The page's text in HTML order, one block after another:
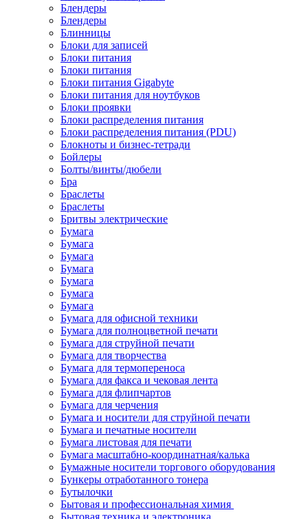
Блендеры
Блендеры
Блинницы
Блоки для записей
Блоки питания
Блоки питания
Блоки питания Gigabyte
Блоки питания для ноутбуков
Блоки проявки
Блоки распределения питания
Блоки распределения питания (PDU)
Блокноты и бизнес-тетради
Бойлеры
Болты/винты/дюбели
Бра
Браслеты
Браслеты
Бритвы электрические
Бумага
Бумага
Бумага
Бумага
Бумага
Бумага
Бумага
Бумага для офисной техники
Бумага для полноцветной печати
Бумага для струйной печати
Бумага для творчества
Бумага для термопереноса
Бумага для факса и чековая лента
Бумага для флипчартов
Бумага для черчения
Бумага и носители для струйной печати
Бумага и печатные носители
Бумага листовая для печати
Бумага масштабно-координатная/калька
Бумажные носители торгового оборудования
Бункеры отработанного тонера
Бутылочки
Бытовая и профессиональная химия
Бытовая техника и электроника